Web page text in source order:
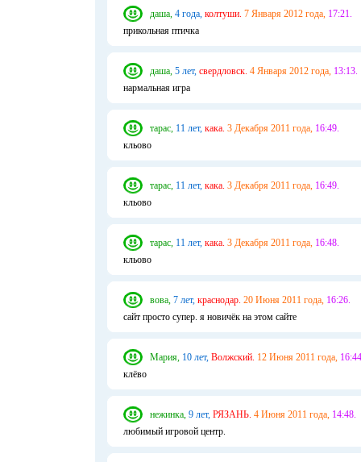
даша, 4 года, колтуши. 7 Января 2012 года, 17:21.
прикольная птичка
даша, 5 лет, свердловск. 4 Января 2012 года, 13:13.
нармальная игра
тарас, 11 лет, кака. 3 Декабря 2011 года, 16:49.
кльово
тарас, 11 лет, кака. 3 Декабря 2011 года, 16:49.
кльово
тарас, 11 лет, кака. 3 Декабря 2011 года, 16:48.
кльово
вова, 7 лет, краснодар. 20 Июня 2011 года, 16:26.
сайт просто супер. я новичёк на этом сайте
Мария, 10 лет, Волжский. 12 Июня 2011 года,
клёво
нежинка, 9 лет, РЯЗАНЬ. 4 Июня 2011 года, 14:48.
любимый игровой центр.